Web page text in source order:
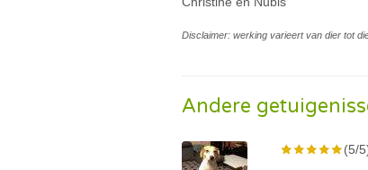
Disclaimer: werking varieert van dier tot
Andere
(5/